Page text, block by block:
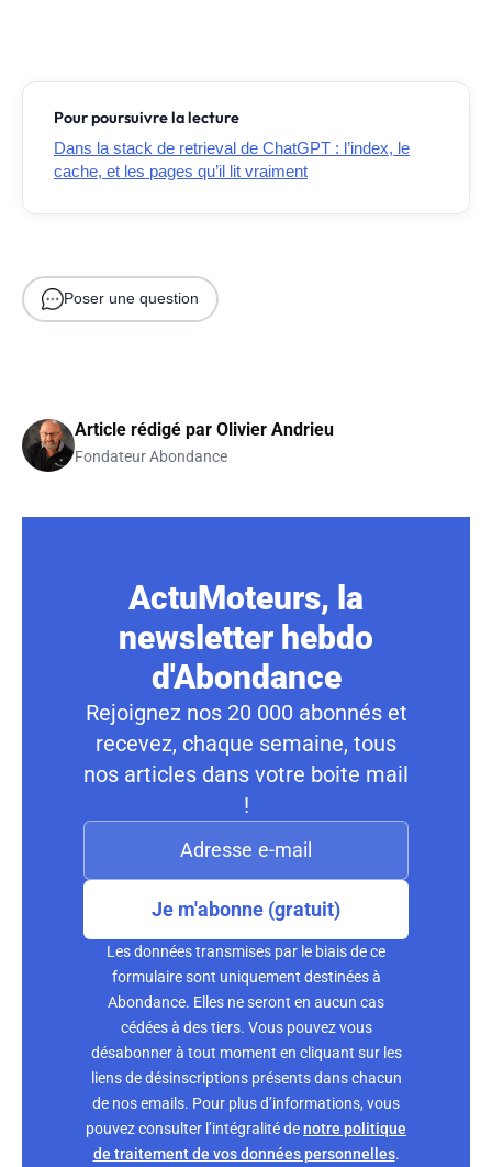
Pour poursuivre la lecture
Dans la stack de retrieval de ChatGPT : l’index, le
cache, et les pages qu’il lit vraiment
Poser une question
Article rédigé par Olivier Andrieu
Fondateur Abondance
ActuMoteurs, la
newsletter hebdo
d'Abondance
Rejoignez nos 20 000 abonnés et
recevez, chaque semaine, tous
nos articles dans votre boite mail
!
Je m'abonne (gratuit)
Les données transmises par le biais de ce
formulaire sont uniquement destinées à
Abondance. Elles ne seront en aucun cas
cédées à des tiers. Vous pouvez vous
désabonner à tout moment en cliquant sur les
liens de désinscriptions présents dans chacun
de nos emails. Pour plus d’informations, vous
pouvez consulter l’intégralité denotre politique
de traitement de vos données personnelles.